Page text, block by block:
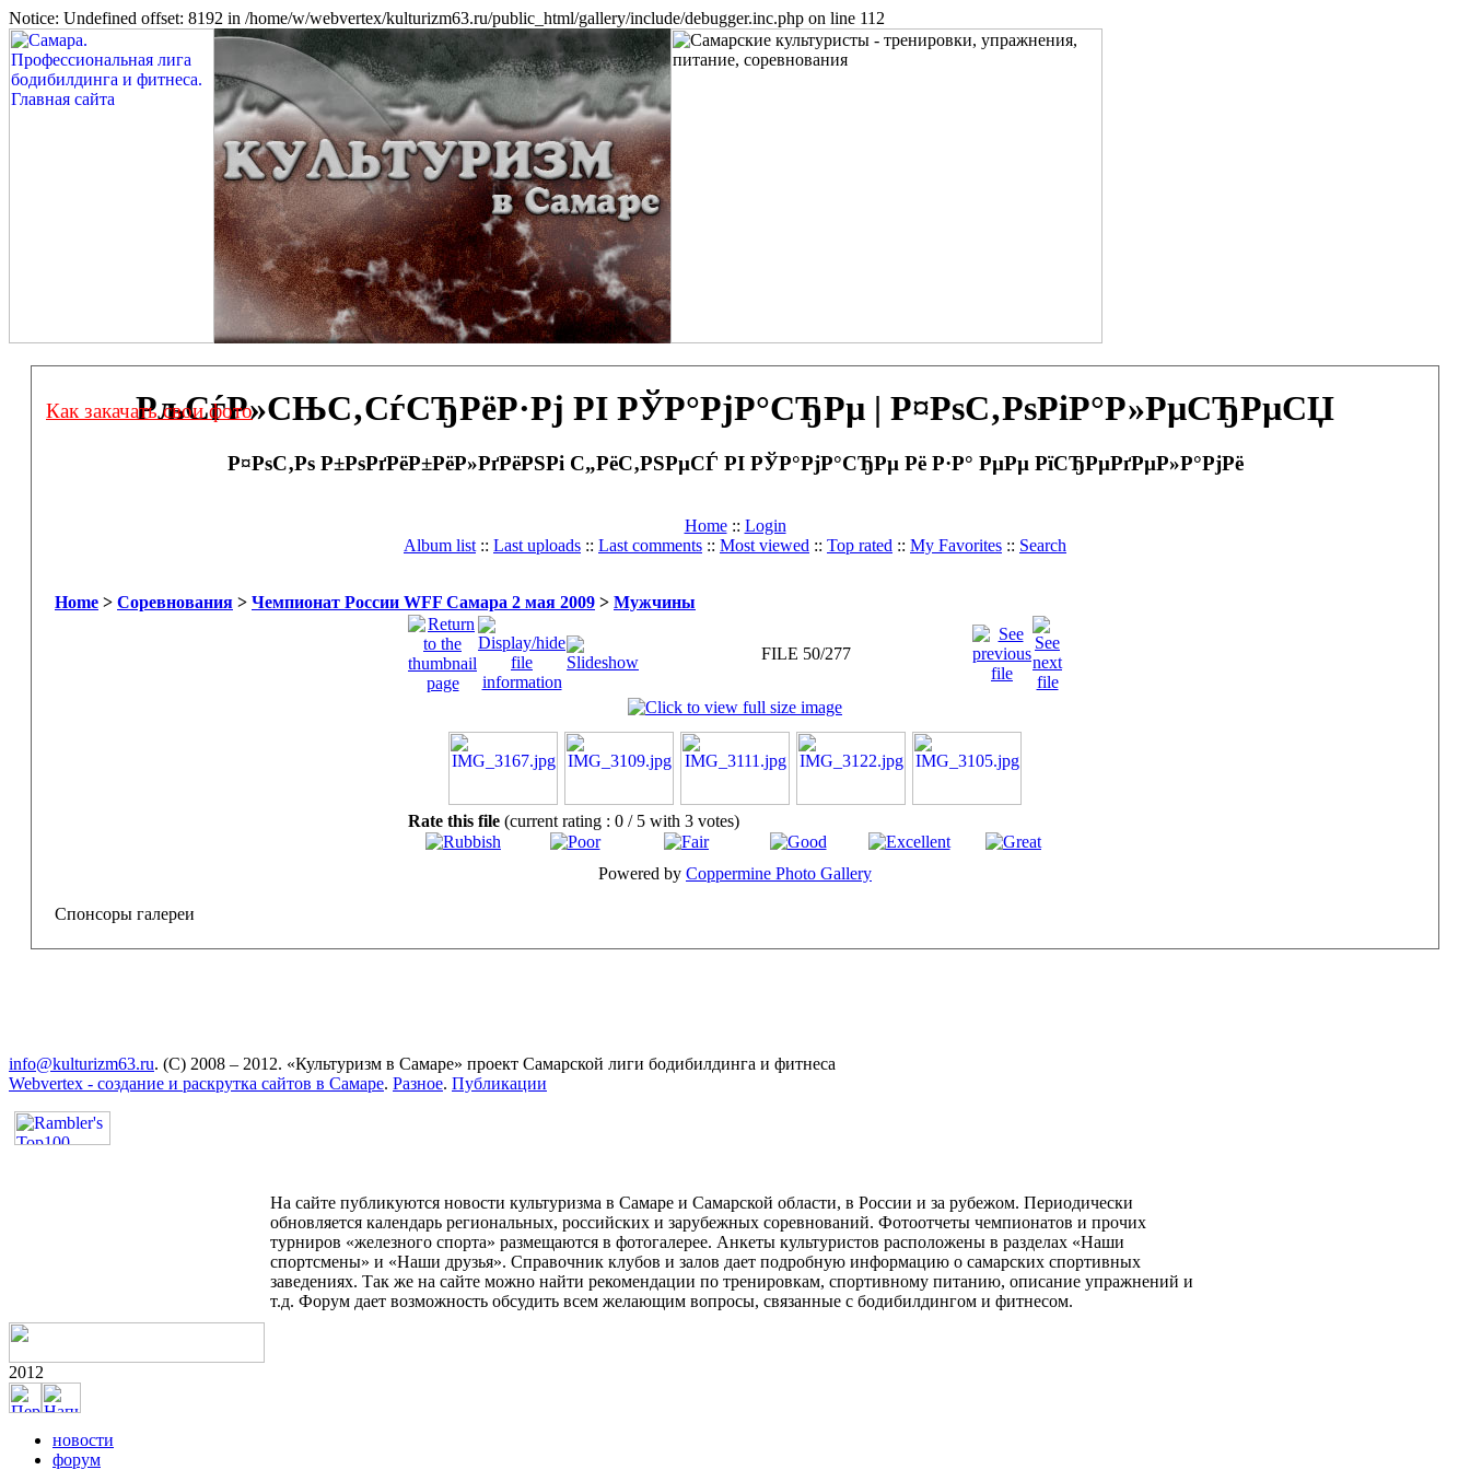
Notice: Undefined offset: 8192 in /home/w/webvertex/kulturizm63.ru/public_html/gallery/include/debugger.inc.php on line 112
РљСѓР»СЊС‚СѓСЂРёР·Рј РІ РЎР°РјР°СЂРµ | Р¤РѕС‚РѕРіР°Р»РµСЂРµСЏ
Р¤РѕС‚Рѕ Р±РѕРґРёР±РёР»РґРёРЅРі С„РёС‚РЅРµСЃ РІ РЎР°РјР°СЂРµ Рё Р·Р° РµРµ РїСЂРµРґРµР»Р°РјРё
Home:: Login
Album list :: Last uploads :: Last comments :: Most viewed :: Top rated :: My Favorites :: Search
Home > Соревнования > Чемпионат России WFF Самара 2 мая 2009 > Мужчины
FILE 50/277
Rate this file (current rating : 0 / 5 with 3 votes)
Powered by Coppermine Photo Gallery
Спонсоры галереи
info@kulturizm63.ru. (C) 2008 – 2012. «Культуризм в Самаре» проект Самарской лиги бодибилдинга и фитнеса
Webvertex - создание и раскрутка сайтов в Самаре. Разное. Публикации
На сайте публикуются новости культуризма в Самаре и Самарской области, в России и за рубежом. Периодически
обновляется календарь региональных, российских и зарубежных соревнований. Фотоотчеты чемпионатов и прочих
турниров «железного спорта» размещаются в фотогалерее. Анкеты культуристов расположены в разделах «Наши
спортсмены» и «Наши друзья». Справочник клубов и залов дает подробную информацию о самарских спортивных
заведениях. Так же на сайте можно найти рекомендации по тренировкам, спортивному питанию, описание упражнений и
т.д. Форум дает возможность обсудить всем желающим вопросы, связанные с бодибилдингом и фитнесом.
2012
новости
форум
Как закачать свои фото